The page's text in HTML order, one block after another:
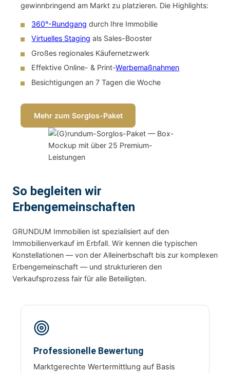
gewinnbringend am Markt zu platzieren. Die Highlights:
360°-Rundgang durch Ihre Immobilie
Virtuelles Staging als Sales-Booster
Großes regionales Käufernetzwerk
Effektive Online- & Print-Werbemaßnahmen
Besichtigungen an 7 Tagen die Woche
Mehr zum Sorglos-Paket
So begleiten wir
Erbengemeinschaften
GRUNDUM Immobilien ist spezialisiert auf den
Immobilienverkauf im Erbfall. Wir kennen die typischen
Konstellationen — von der Alleinerbschaft bis zur komplexen
Erbengemeinschaft — und strukturieren den
Verkaufsprozess fair für alle Beteiligten.
Professionelle Bewertung
Marktgerechte Wertermittlung auf Basis